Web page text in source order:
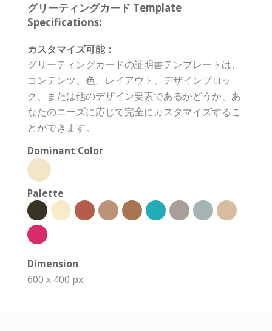
グリーティングカード Template
Specifications:
カスタマイズ可能：
グリーティングカードの証明書テンプレートは、
コンテンツ、色、レイアウト、デザインブロッ
ク、または他のデザイン要素であるかどうか、あ
なたのニーズに応じて完全にカスタマイズするこ
とができます。
Dominant Color
Palette
Dimension
600 x 400 px